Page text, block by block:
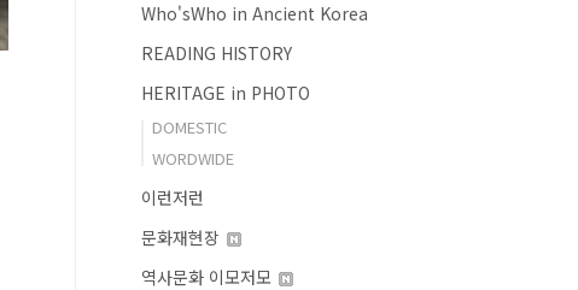
Who'sWho in Ancient Korea
READING HISTORY
HERITAGE in PHOTO
DOMESTIC
WORDWIDE
이런저런
문화재현장
역사문화 이모저모